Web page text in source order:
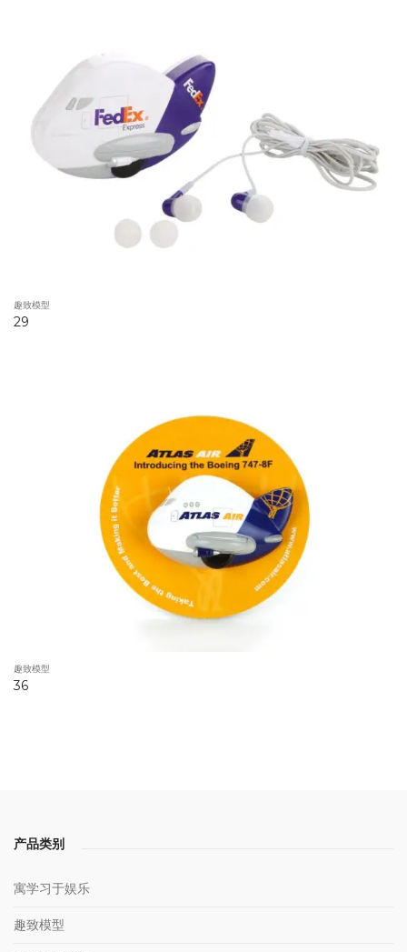
趣致模型
29
趣致模型
36
产品类别
寓学习于娱乐
趣致模型